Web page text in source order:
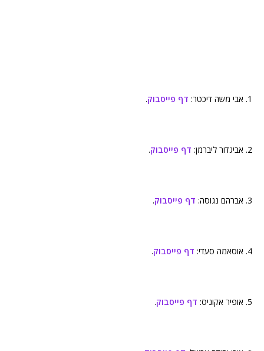
1. אבי משה דיכטר: דף פייסבוק.
2. אביגדור ליברמן: דף פייסבוק.
3. אברהם נגוסה: דף פייסבוק.
4. אוסאמה סעדי: דף פייסבוק.
5. אופיר אקוניס: דף פייסבוק.